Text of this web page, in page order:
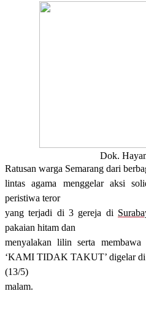
Dok.
Ratusan warga Semarang dari
lintas agama menggelar aksi
peristiwa teror
yang terjadi di 3 gereja di
pakaian hitam dan
menyalakan lilin serta membawa
‘KAMI TIDAK TAKUT’ digelar
(13/5)
malam.